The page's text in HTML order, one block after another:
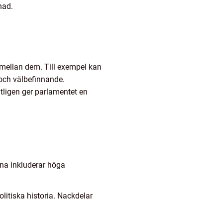
dem. Till exempel kan
välbefinnande.
ger parlamentet en
inkluderar höga
historia. Nackdelar